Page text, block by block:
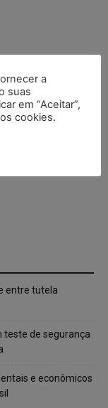
entre tutela
teste de segurança
e econômicos
a
suas
em “Aceitar”,
cookies.